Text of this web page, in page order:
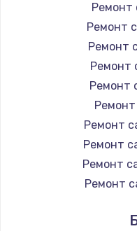
Ремонт
Ремонт
Ремонт
Ремонт
Ремонт
Ремонт
Ремонт
Ремонт
Ремонт
Ремонт
Ремонт